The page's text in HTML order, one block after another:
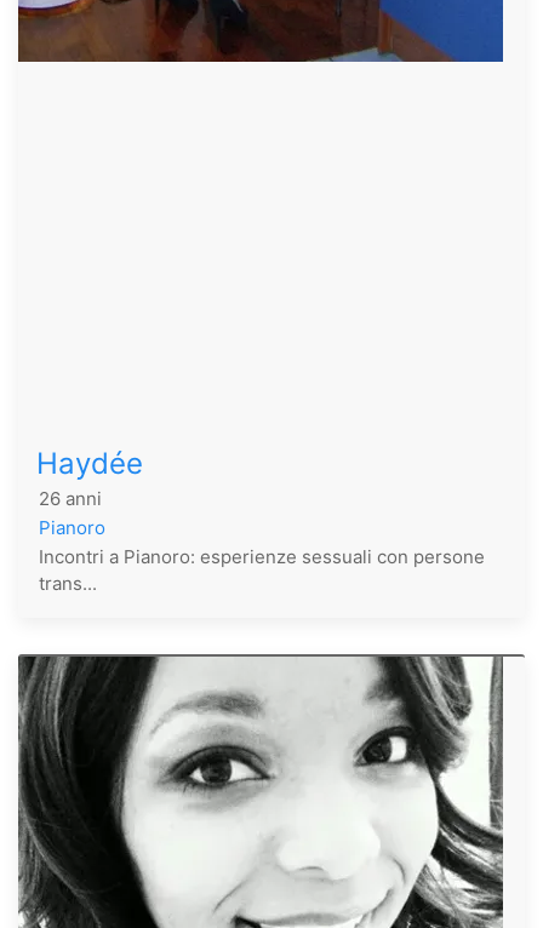
Haydée
26 anni
Pianoro
Incontri a Pianoro: esperienze sessuali con persone
trans...